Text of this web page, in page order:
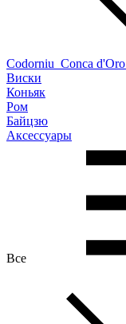
Codorniu Conca d'Oro
Виски
Коньяк
Ром
Байцзю
Аксессуары
Все